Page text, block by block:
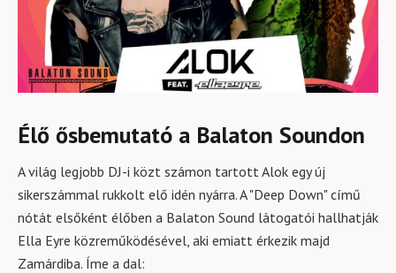
Élő ősbemutató a Balaton Soundon
A világ legjobb DJ-i közt számon tartott Alok egy új
sikerszámmal rukkolt elő idén nyárra. A "Deep Down" című
nótát elsőként élőben a Balaton Sound látogatói hallhatják
Ella Eyre közreműködésével, aki emiatt érkezik majd
Zamárdiba. Íme a dal: